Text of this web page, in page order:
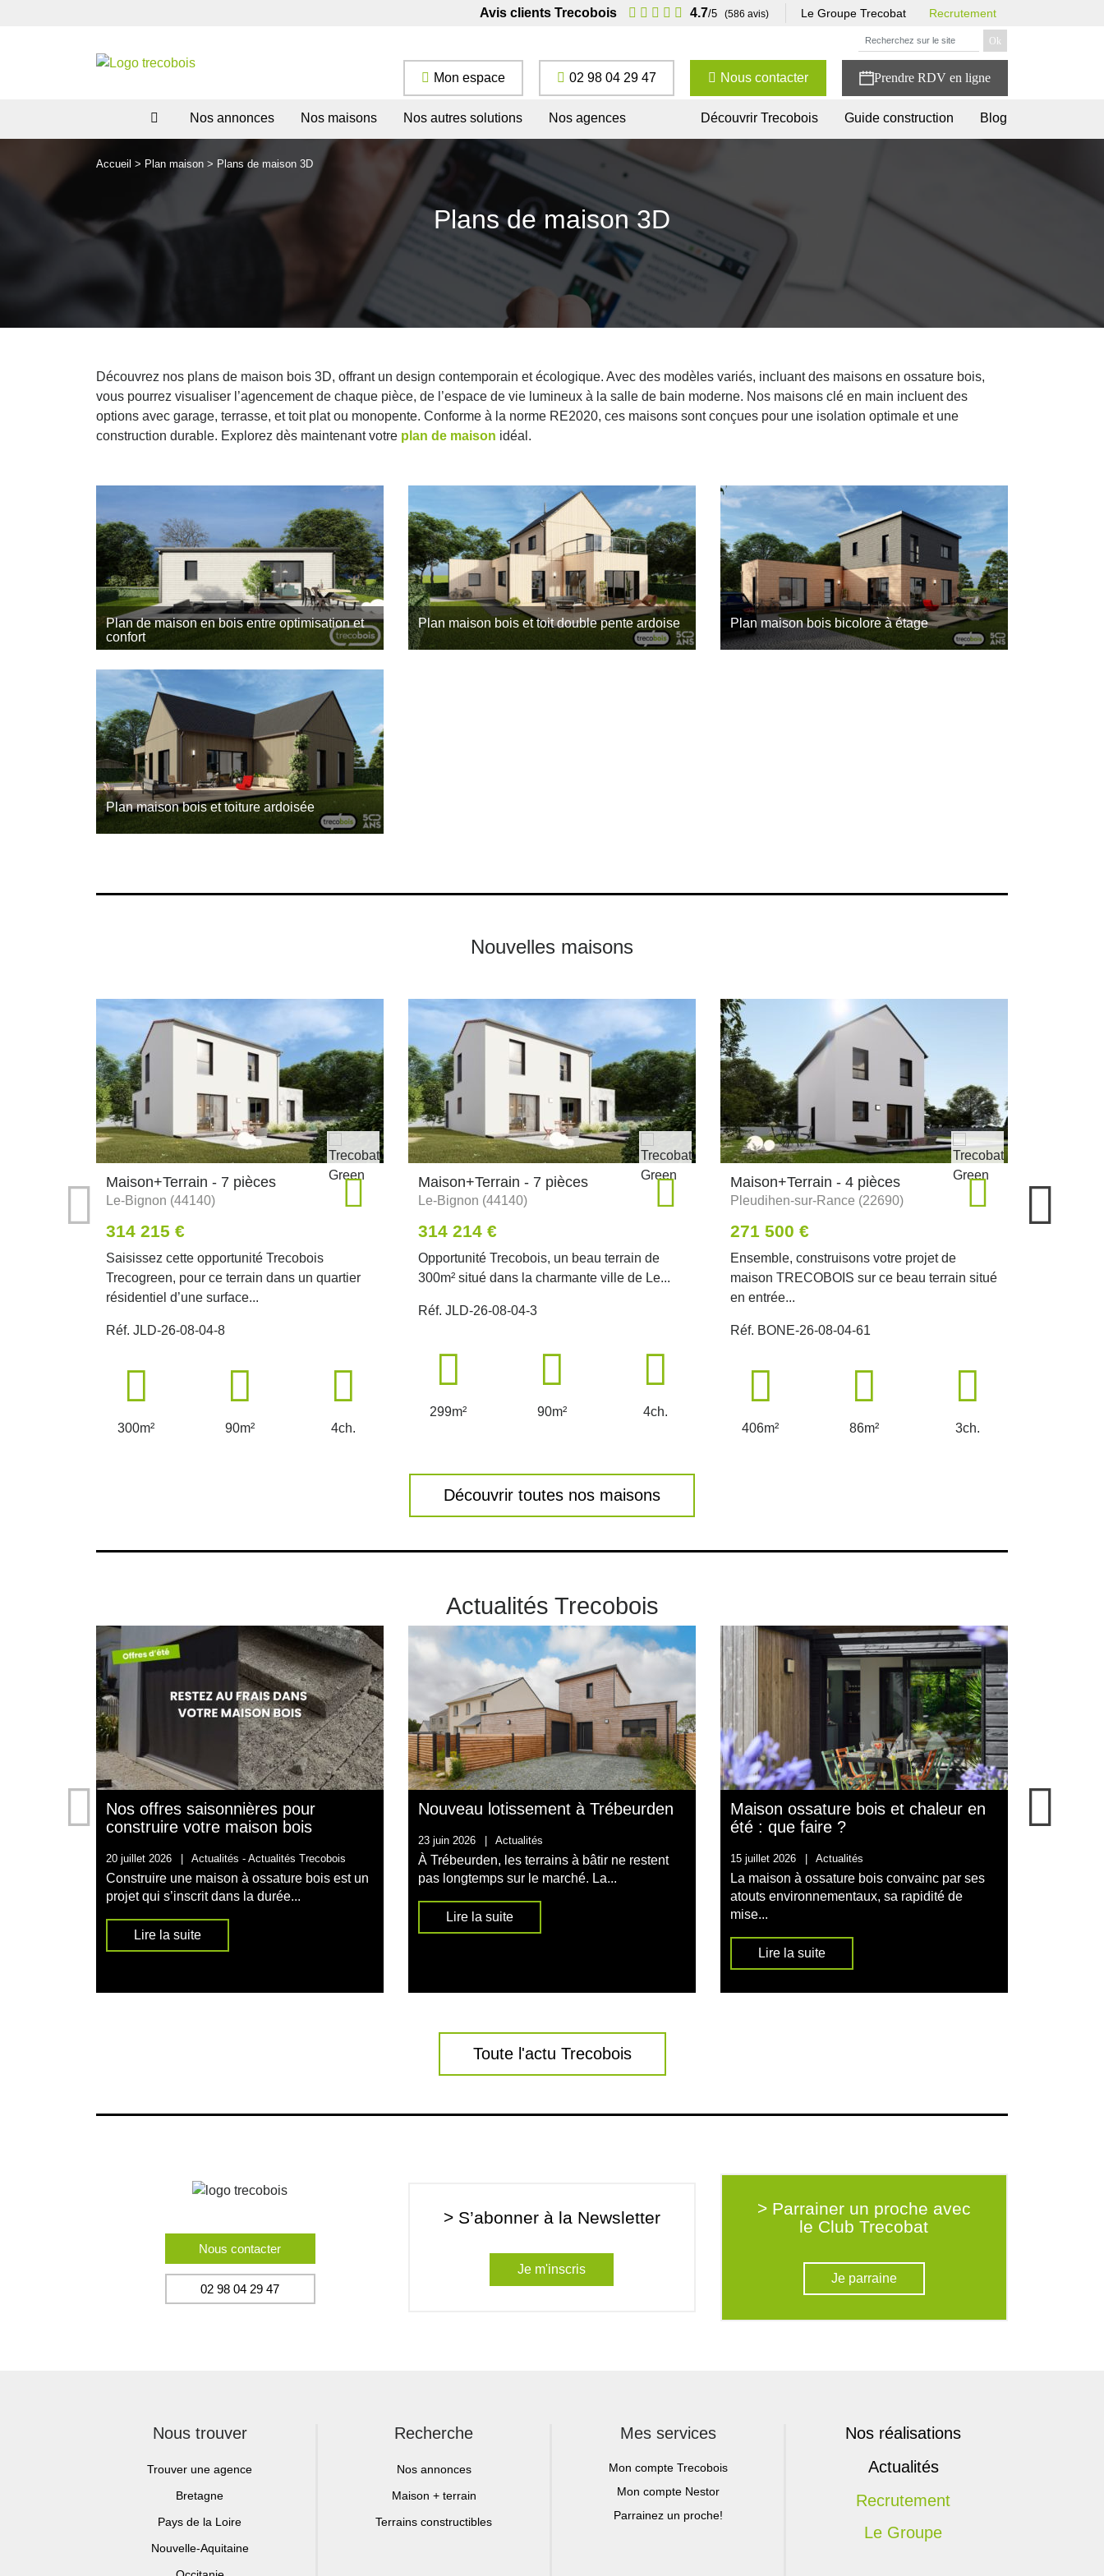
Avis clients Trecobois 4.7/5 (586 avis) Le Groupe Trecobat Recrutement
Mon espace 02 98 04 29 47 Nous contacter
Nos annonces Nos maisons Nos autres solutions Nos agences Découvrir Trecobois Guide construction Blog
Accueil > Plan maison > Plans de maison 3D
Plans de maison 3D
Découvrez nos plans de maison bois 3D, offrant un design contemporain et écologique. Avec des modèles variés, incluant des maisons en ossature bois,
vous pourrez visualiser l’agencement de chaque pièce, de l’espace de vie lumineux à la salle de bain moderne. Nos maisons clé en main incluent des
options avec garage, terrasse, et toit plat ou monopente. Conforme à la norme RE2020, ces maisons sont conçues pour une isolation optimale et une
construction durable. Explorez dès maintenant votre plan de maison idéal.
8
Plan de maison en bois entre optimisation et
confort
constructeur de maison en bois à Nantes. Il
démontre la capacité de nos équipes à
8
Plan maison bois et toit double pente ardoise Plan maison bois bicolore à étage
Plan maison bois et toiture ardoisée
à…
Nouvelles maisons
Maison+Terrain - 7 pièces
Le-Bignon (44140)
314 215 €
Saisissez cette opportunité Trecobois
Trecogreen, pour ce terrain dans un quartier
résidentiel d’une surface...
Réf. JLD-26-08-04-8
300m² 90m² 4ch.
Maison+Terrain - 7 pièces
Le-Bignon (44140)
314 214 €
Opportunité Trecobois, un beau terrain de
300m² situé dans la charmante ville de Le...
Réf. JLD-26-08-04-3
299m² 90m² 4ch.
Maison+Terrain - 4 pièces
Pleudihen-sur-Rance (22690)
271 500 €
Ensemble, construisons votre projet de
maison TRECOBOIS sur ce beau terrain situé
en entrée...
Réf. BONE-26-08-04-61
406m² 86m² 3ch.
Découvrir toutes nos maisons
Actualités Trecobois
Nos offres saisonnières pour
construire votre maison bois
20 juillet 2026 Actualités - Actualités Trecobois
Construire une maison à ossature bois est un
projet qui s’inscrit dans la durée...
Lire la suite
Nouveau lotissement à Trébeurden
23 juin 2026 Actualités
À Trébeurden, les terrains à bâtir ne restent
pas longtemps sur le marché. La...
Lire la suite
Maison ossature bois et chaleur en
été : que faire ?
15 juillet 2026 Actualités
La maison à ossature bois convainc par ses
atouts environnementaux, sa rapidité de
mise...
Lire la suite
Toute l'actu Trecobois
Nous contacter
02 98 04 29 47
> S’abonner à la Newsletter
Je m'inscris
> Parrainer un proche avec
le Club Trecobat
Je parraine
Nous trouver
Trouver une agence
Bretagne
Pays de la Loire
Nouvelle-Aquitaine
Recherche
Nos annonces
Maison + terrain
Terrains constructibles
Mes services
Mon compte Trecobois
Mon compte Nestor
Parrainez un proche!
Nos réalisations
Actualités
Recrutement
Le Groupe